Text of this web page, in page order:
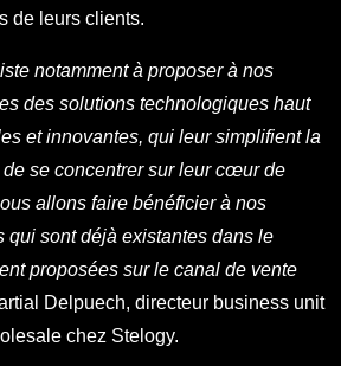
de leurs clients.
notamment à proposer à nos
des solutions technologiques haut
et innovantes, qui leur simplifient la
de se concentrer sur leur cœur de
allons faire bénéficier à nos
qui sont déjà existantes dans le
proposées sur le canal de vente
Delpuech, directeur business unit
chez Stelogy.